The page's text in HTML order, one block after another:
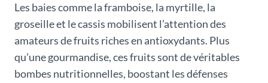
Les baies comme la framboise, la myrtille, la
groseille et le cassis mobilisent l’attention des
amateurs de fruits riches en antioxydants. Plus
qu’une gourmandise, ces fruits sont de véritables
bombes nutritionnelles, boostant les défenses